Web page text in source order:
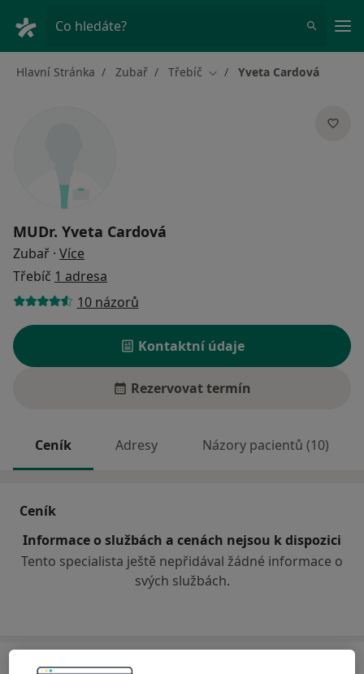
Co hledáte?
Hlavní Stránka Zubař Třebíč Změna města
Yveta Cardová
MUDr. Yveta Cardová
Zubař · Více
Třebíč 1 adresa
10 názorů
Kontaktní údaje
Rezervovat termín
Ceník Adresy Názory pacientů (10)
Ceník
Informace o službách a cenách nejsou k dispozici
Tento specialista ještě nepřidával žádné informace o
svých službách.
Adresa